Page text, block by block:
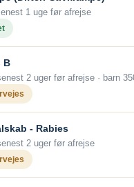
som bevis for
mod polio som led i
skal betales af den
information om
vaccine dag 0 og 1 vaccine
varighed
grundvaccination med 2
gives revaccination.
risiko for arbejdsrelateret
man bliver bidt af et dyr, som
1 uge før afrejse
B
2 uger før afrejse · barn
- Rabies
2 uger før afrejse